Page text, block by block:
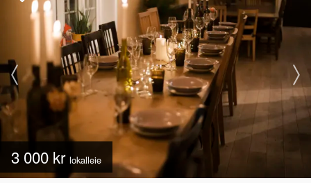
3 000 kr lokalleie